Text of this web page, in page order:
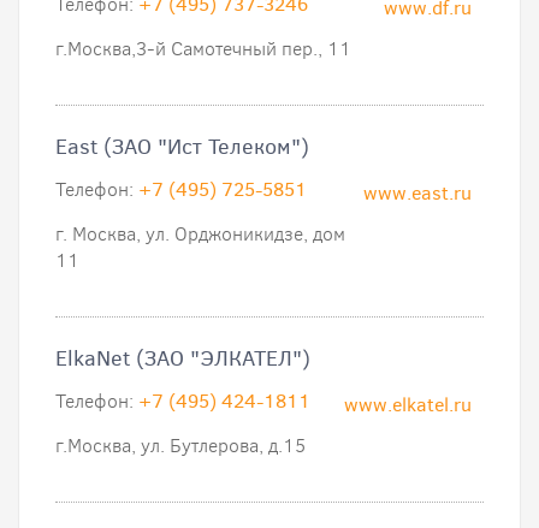
www.df.ru
г.Москва,3-й Самотечный пер., 11
East (ЗАО "Ист Телеком")
www.east.ru
Телефон: +7 (495) 725-5851
г. Москва, ул. Орджоникидзе, дом
11
ElkaNet (ЗАО "ЭЛКАТЕЛ")
www.elkatel.ru
Телефон: +7 (495) 424-1811
г.Москва, ул. Бутлерова, д.15